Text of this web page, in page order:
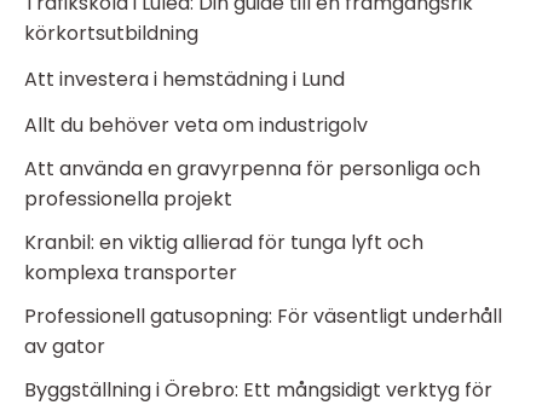
körkortsutbildning
Att investera i hemstädning i Lund
Allt du behöver veta om industrigolv
Att använda en gravyrpenna för personliga och
professionella projekt
Kranbil: en viktig allierad för tunga lyft och
komplexa transporter
Professionell gatusopning: För väsentligt underhåll
av gator
Byggställning i Örebro: Ett mångsidigt verktyg för